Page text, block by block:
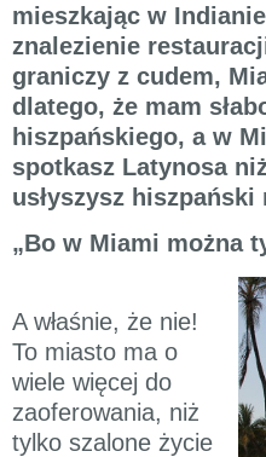
mieszkając w
znalezienie
graniczy z cudem,
dlatego, że mam
hiszpańskiego, a w
spotkasz Latynosa
usłyszysz
„Bo w Miami można
A właśnie, że nie!
To miasto ma o
wiele więcej do
zaoferowania, niż
tylko szalone życie